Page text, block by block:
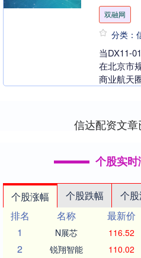
双融网
分类：
当DX11-
在北京市
商业航天
信达配资文
个股实
个股涨幅 个股跌幅 个
排名
名称 最新价
1
N展芯 116.52
2 锐翔智能 110.02